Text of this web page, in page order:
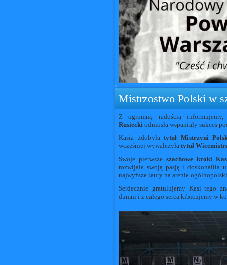
Mistrzostwo Polski w
Z ogromną radością
Rusiecki odniosła wspaniały sukces
Kasia zdobyłatytuł Mistrzyni
wcześniej wywalczyła tytuł
Swoje pierwszeszachowe kroki
rozwijała swoją pasję i doskonaliła
najwyższe laury na arenie
Serdecznie gratulujemy Kasi tego
dumni i z całego serca kibicujemy w